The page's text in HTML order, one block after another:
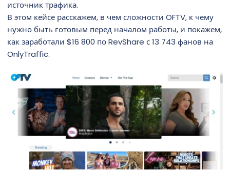
источник трафика.
В этом кейсе расскажем, в чем сложности OFTV, к чему
нужно быть готовым перед началом работы, и покажем,
как заработали $16 800 по RevShare с 13 743 фанов на
OnlyTraffic.